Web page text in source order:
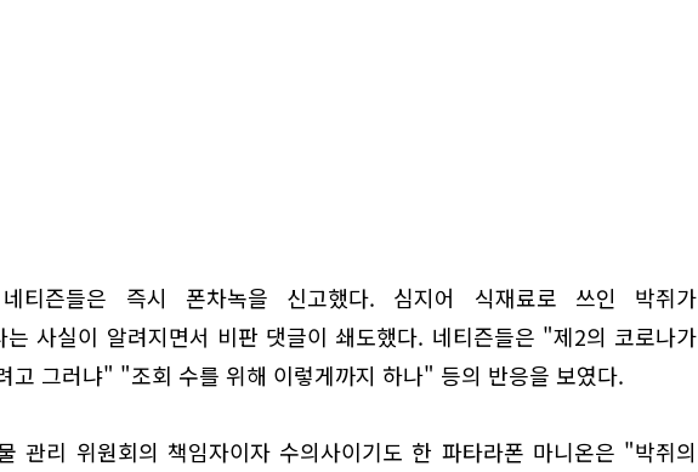
티즌들은 즉시 폰차녹을 신고했다. 심지어 식재료로 쓰인 박쥐가
는 사실이 알려지면서 비판 댓글이 쇄도했다. 네티즌들은 "제2의 코로나가
고 그러냐" "조회 수를 위해 이렇게까지 하나" 등의 반응을 보였다.
관리 위원회의 책임자이자 수의사이기도 한 파타라폰 마니온은 "박쥐의